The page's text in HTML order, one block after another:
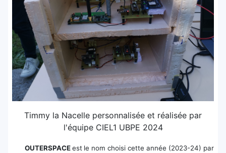
Timmy la Nacelle personnalisée et réalisée par
l'équipe CIEL1 UBPE 2024
OUTERSPACEest le nom choisi cette année (2023-24) par